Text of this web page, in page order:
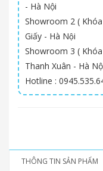
- Hà Nội
Showroom 2 (
Giấy - Hà Nội
Showroom 3 (
Thanh Xuân - Hà
Hotline :
THÔNG TIN SẢN PHẨM